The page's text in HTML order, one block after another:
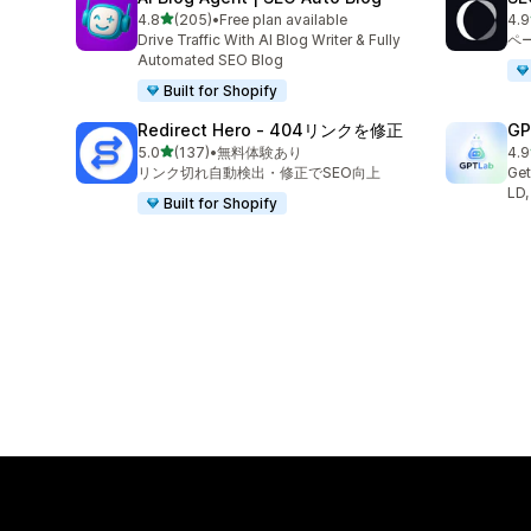
4.85つ星中
(205)
合計レビュー数：205件
•Free plan available
Drive Traffic With AI Blog Writer & Fully
Automated SEO Blog
Built for Shopify
4.9
合
ペ
Redirect Hero ‑ 404リンクを修正
5.05つ星中
(137)
合計レビュー数：137件
•無料体験あり
リンク切れ自動検出・修正でSEO向上
Built for Shopify
4.9
合